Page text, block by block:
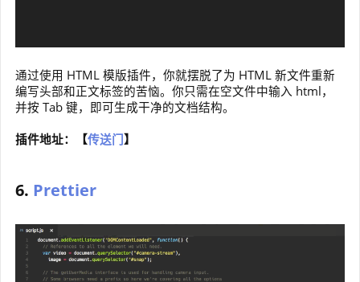
通过使用 HTML 模版插件，你就摆脱了为 HTML 新文件重新
编写头部和正文标签的苦恼。你只需在空文件中输入 html，
并按 Tab 键，即可生成干净的文档结构。
插件地址：【传送门】
6. Prettier